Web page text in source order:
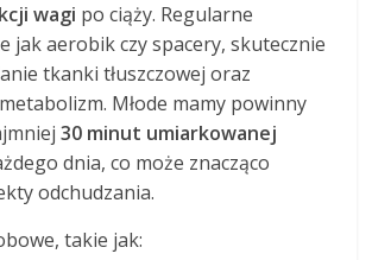
wagi po ciąży. Regularne
jak aerobik czy spacery, skutecznie
tkanki tłuszczowej oraz
Młode mamy powinny
30 minut umiarkowanej
dnia, co może znacząco
odchudzania.
takie jak: